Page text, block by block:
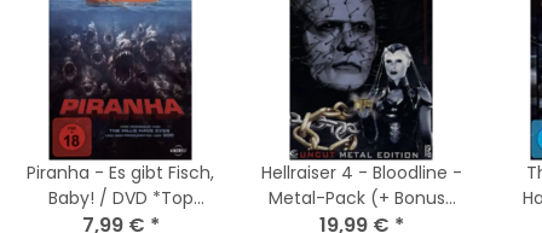
Piranha - Es gibt Fisch,
Baby! / DVD *Top
Zustand
7,99 € *
Hellraiser 4 - Bloodline -
Metal-Pack (+ Bonus-
DVD) Guter Zustand
19,99 € *